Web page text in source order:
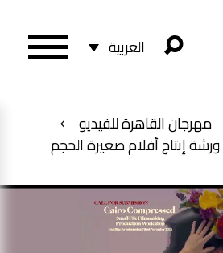
العربية
مهرجان القاهرة للفيديو
إنتاج أفلام صغيرة الحجم